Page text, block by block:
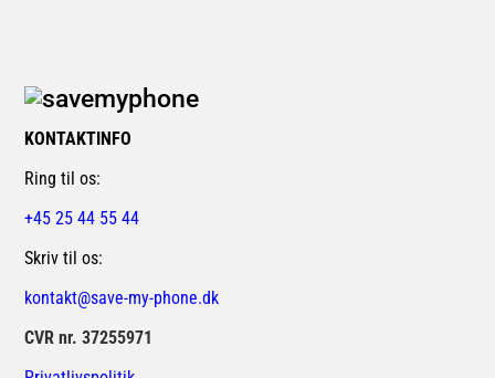
KONTAKTINFO
Ring til os:
+45 25 44 55 44
Skriv til os:
kontakt@save-my-phone.dk
CVR nr. 37255971